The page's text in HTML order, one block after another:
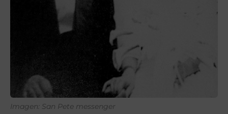
Imagen: San Pete messenger